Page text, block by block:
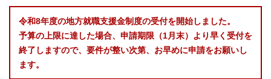
令和8年度の地方就職支援金制度の受付を開始しました。
予算の上限に達した場合、申請期限（1月末）より早く受付を
終了しますので、要件が整い次第、お早めに申請をお願いし
ます。